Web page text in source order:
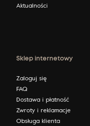
Aktualności
Sklep internetowy
Zaloguj się
FAQ
Dostawa i płatność
Zwroty i reklamacje
Obsługa klienta